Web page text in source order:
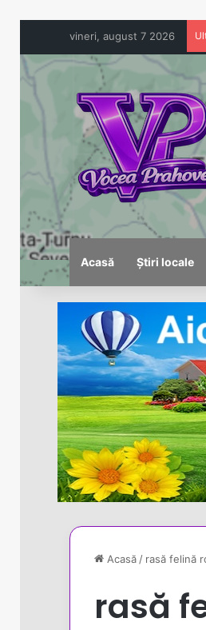
vineri, august 7 2026
Acasă Știri locale
Acasă / rasă felină
rasă